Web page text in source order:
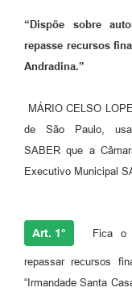
Arquivos para
Carta de Serviços
Galeria de Vídeos
Contas Públicas
“Dispõe sobre
repasse recursos
Andradina.”
MÁRIO CELSO
de São Paulo,
SABER que a
Executivo Municipal
Art. 1° Fica o
repassar recursos
“Irmandade Santa